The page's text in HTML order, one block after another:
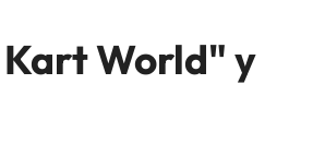
World" y